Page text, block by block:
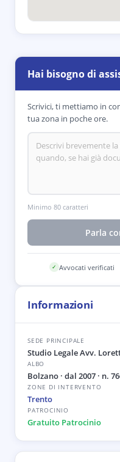
Hai bisogno di
Scrivici, ti mettiamo in
tua zona in poche ore.
Minimo 80 caratteri
Parla
✓ Avvocati verificati
Informazioni
SEDE PRINCIPALE
Studio Legale Avv.
ALBO
Bolzano · dal 2007 · n.
ZONE DI INTERVENTO
Trento
PATROCINIO
Gratuito Patrocinio